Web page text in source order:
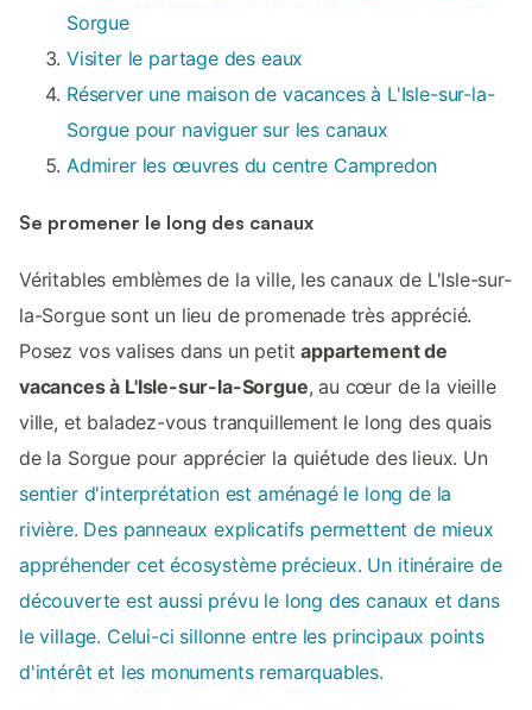
Sorgue
Visiter le partage des eaux
Réserver une maison de vacances à L'Isle-sur-la-
Sorgue pour naviguer sur les canaux
Admirer les œuvres du centre Campredon
Se promener le long des canaux
Véritables emblèmes de la ville, les canaux de L'Isle-sur-
la-Sorgue sont un lieu de promenade très apprécié.
Posez vos valises dans un petitappartement de
vacances à L'Isle-sur-la-Sorgue, au cœur de la vieille
ville, et baladez-vous tranquillement le long des quais
de la Sorgue pour apprécier la quiétude des lieux. Un
sentier d'interprétation est aménagé le long de la
rivière. Des panneaux explicatifs permettent de mieux
appréhender cet écosystème précieux. Un itinéraire de
découverte est aussi prévu le long des canaux et dans
le village. Celui-ci sillonne entre les principaux points
d'intérêt et les monuments remarquables.